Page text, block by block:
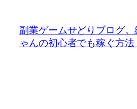
副業ゲームせどりブログ
ゃんの初心者でも稼ぐ方法